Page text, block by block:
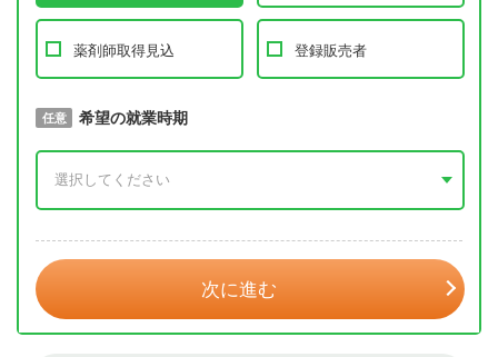
薬剤師取得見込 登録販売者
必須 取得予定年
任意 希望の就業時期
次に進む